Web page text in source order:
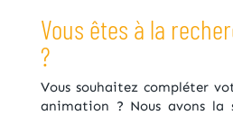
Vous êtes à la
?
Vous souhaitez compléter
animation ? Nous avons la